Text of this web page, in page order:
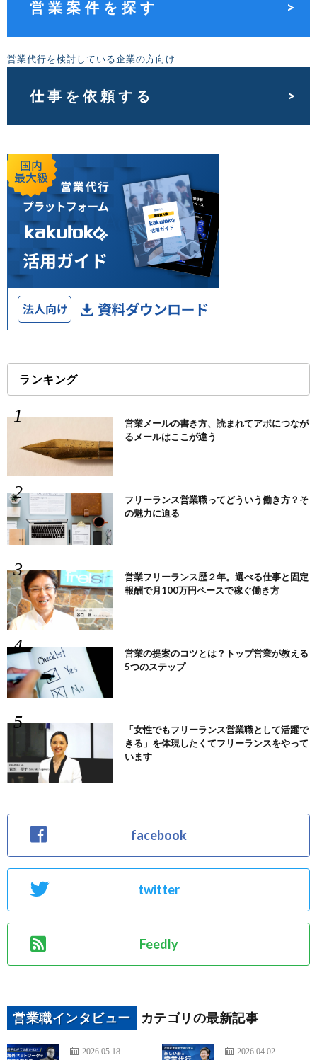
営業案件を探す
営業代行を検討している企業の方向け
仕事を依頼する
ランキング
営業メールの書き方、読まれてアポにつなが
るメールはここが違う
フリーランス営業職ってどういう働き方？そ
の魅力に迫る
営業フリーランス歴２年。選べる仕事と固定
報酬で月100万円ペースで稼ぐ働き方
営業の提案のコツとは？トップ営業が教える
5つのステップ
「女性でもフリーランス営業職として活躍で
きる」を体現したくてフリーランスをやって
います
facebook
twitter
Feedly
営業職インタビュー カテゴリの最新記事
2026.05.18 2026.04.02